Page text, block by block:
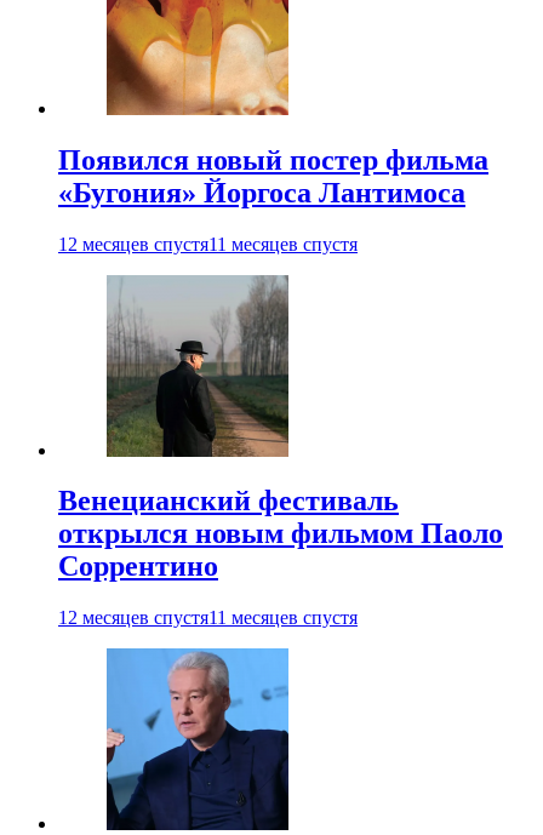
Появился новый постер фильма
«Бугония» Йоргоса Лантимоса
12 месяцев спустя11 месяцев спустя
Венецианский фестиваль
открылся новым фильмом Паоло
Соррентино
12 месяцев спустя11 месяцев спустя